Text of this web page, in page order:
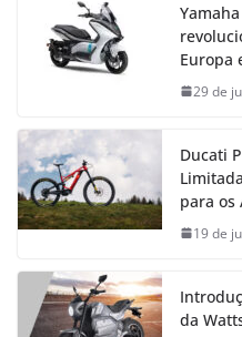
Europa
29 de
Ducati
para os
19 de
da